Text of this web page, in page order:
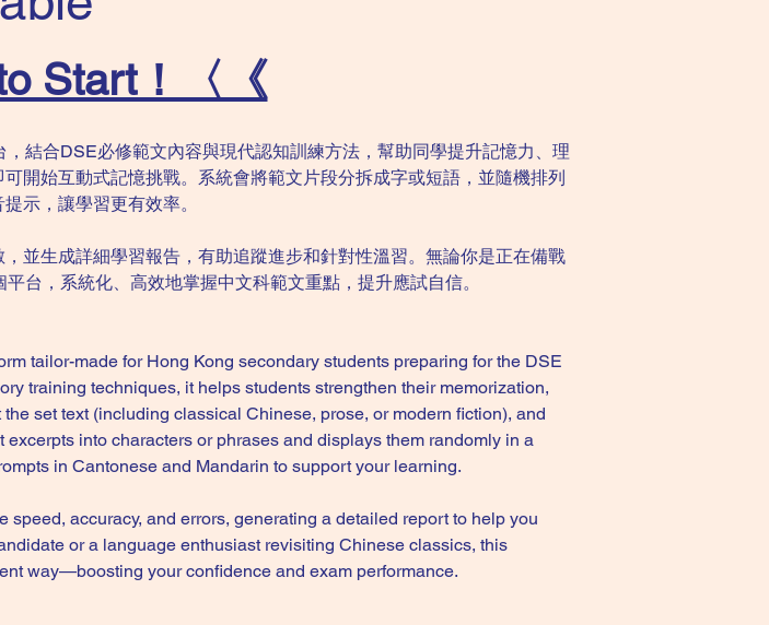
Start！〈《
結合DSE必修範文內容與現代認知訓練方法，幫助同學提升記憶力、理
開始互動式記憶挑戰。系統會將範文片段分拆成字或短語，並隨機排列
示，讓學習更有效率。
並生成詳細學習報告，有助追蹤進步和針對性溫習。無論你是正在備戰
台，系統化、高效地掌握中文科範文重點，提升應試自信。
tailor-made for Hong Kong secondary students preparing for the DSE
training techniques, it helps students strengthen their memorization,
set text (including classical Chinese, prose, or modern fiction), and
into characters or phrases and displays them randomly in a
in Cantonese and Mandarin to support your learning.
accuracy, and errors, generating a detailed report to help you
or a language enthusiast revisiting Chinese classics, this
way—boosting your confidence and exam performance.